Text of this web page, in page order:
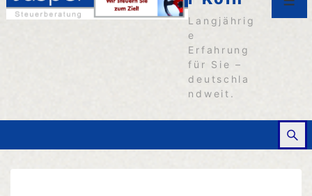
Langjährig
e
Erfahrung
für Sie –
deutschla
ndweit.